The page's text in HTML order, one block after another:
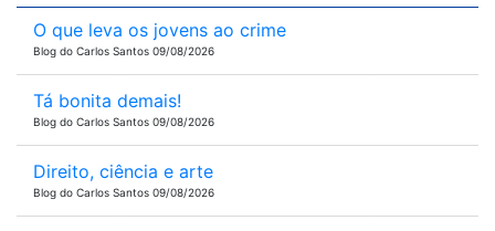
O que leva os jovens ao crime
Blog do Carlos Santos 09/08/2026
Tá bonita demais!
Blog do Carlos Santos 09/08/2026
Direito, ciência e arte
Blog do Carlos Santos 09/08/2026